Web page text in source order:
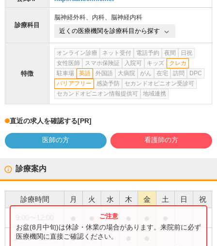
診療科目
脳神経外科、 内科、 脳神経内科
近くの医療機関を診療科目から探す
特徴
オンライン診療 ネット受付 電話予約 夜間
日祝
女性医師
スマホ保険証 入院可 キッズ
クレカ
駐車場
英語 外国語 大病院 がん 在宅 訪問
DPC
バリアフリー
感染予防
セカンドオピニオン受診可
セカンドオピニオン情報提供可
地域連携
直近の求人を確認する[PR]
医師の方 看護師の方
診療案内
診療時間 月 火 水 木 金 土 日 祝
14:00〜18:00 ● ●
お盆(8月中旬)は休診・休業の場合があります。来院前に必ず
医療機関に直接ご確認ください。